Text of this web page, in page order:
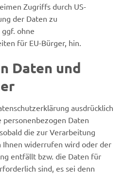
Zugriffs durch US-
der Daten zu
ohne
für EU-Bürger, hin.
Daten und
ausdrücklich
Daten
die zur Verarbeitung
widerrufen wird oder der
entfällt bzw. die Daten für
sind, es sei denn